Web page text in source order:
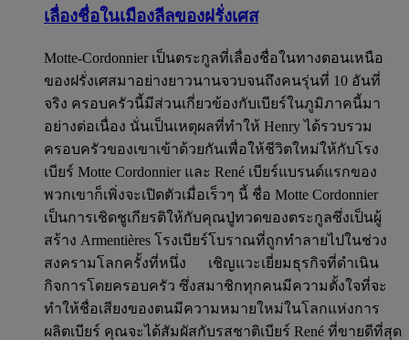
เลื่องชื่อในเมืองลีลของฝรั่งเศส
Motte-Cordonnier เป็นตระกูลที่เลื่องชื่อในทางตอนเหนือ
ของฝรั่งเศสมาอย่างยาวนานจวบจนถึงคนรุ่นที่ 10 อันที่
จริง ครอบครัวนี้มีส่วนเกี่ยวข้องกับเบียร์ในภูมิภาคนี้มา
อย่างต่อเนื่อง นั่นเป็นเหตุผลที่ทำให้ Henry ได้รวบรวม
ครอบครัวของเขาเข้าด้วยกันเพื่อให้ชีวิตใหม่ให้กับโรง
เบียร์ Motte Cordonnier และ René เบียร์แบรนด์แรกของ
พวกเขาก็เพิ่งจะเปิดตัวเมื่อเร็วๆ นี้ ชื่อ Motte Cordonnier
เป็นการเชิดชูเกียรติให้กับคุณปู่ทวดของตระกูลซึ่งเป็นผู้
สร้าง Armentières โรงเบียร์โบราณที่ถูกทำลายไปในช่วง
สงครามโลกครั้งที่หนึ่ง เชิญแวะเยี่ยมธุรกิจที่ดำเนิน
กิจการโดยครอบครัว ซึ่งสมาชิกทุกคนมีความตั้งใจที่จะ
ทำให้ชื่อเสียงของตนมีความหมายใหม่ในโลกแห่งการ
ผลิตเบียร์ คุณจะได้สัมผัสกับรสชาติเบียร์ René ที่ขายดีที่สุด